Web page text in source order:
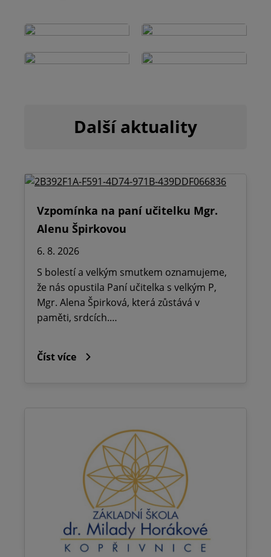
Další aktuality
Vzpomínka na paní učitelku Mgr.
Alenu Špirkovou
6. 8. 2026
S bolestí a velkým smutkem oznamujeme,
že nás opustila Paní učitelka s velkým P,
Mgr. Alena Špirková, která zůstává v
paměti, srdcích.…
Číst více